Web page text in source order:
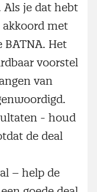
je dat hebt
akkoord met
BATNA. Het
voorstel
van
- houd
de deal
– help de